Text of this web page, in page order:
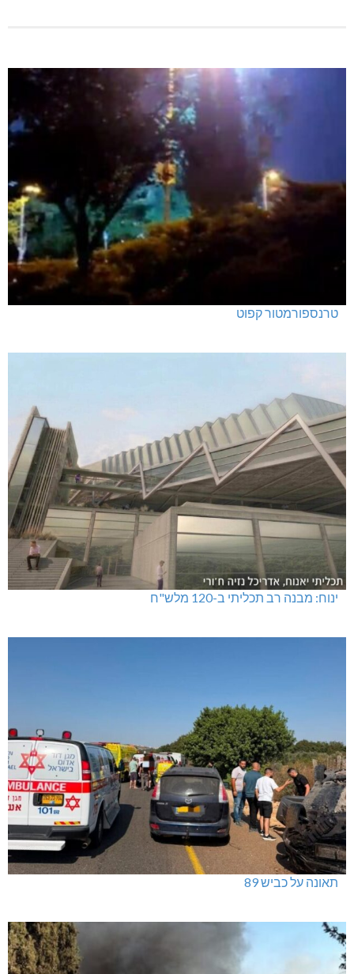
טרנספורמטור קפוט
ינוח: מבנה רב תכליתי ב-120 מלש"ח
תאונה על כביש 89